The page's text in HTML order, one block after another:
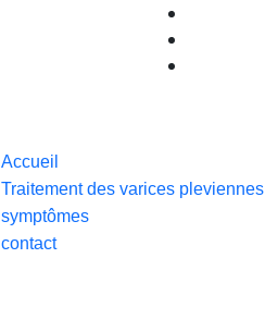
Accueil
Traitement des varices pleviennes
symptômes
contact